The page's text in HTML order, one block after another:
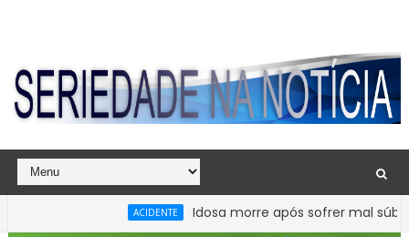
Idosa morre após sofrer mal súbito no